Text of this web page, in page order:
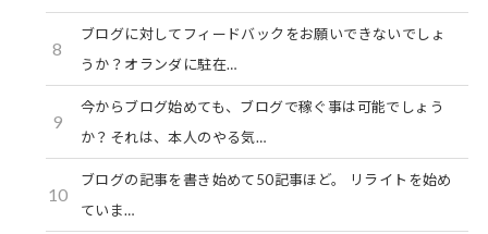
8
ブログに対してフィードバックをお願いできないでしょ
うか？オランダに駐在…
9
今からブログ始めても、ブログで稼ぐ事は可能でしょう
か？それは、本人のやる気…
10
ブログの記事を書き始めて50記事ほど。 リライトを始め
ていま…